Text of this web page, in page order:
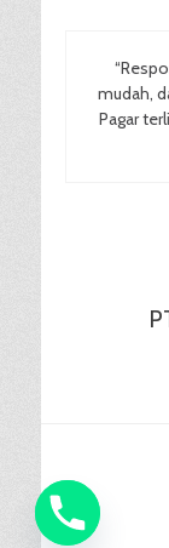
mudah,
Pagar